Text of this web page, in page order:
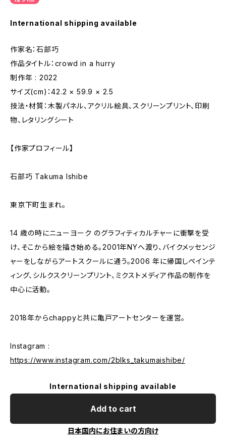
International shipping available
作家名：石部巧
作品タイトル：crowd in a hurry
制作年 : 2022
サイズ(cm)：42.2 × 59.9 × 2.5
技法・材質：木製パネル、アクリル絵具、スクリーンプリント、印刷
物、レタリングシート
【作家プロフィール】
石部巧 Takuma Ishibe
東京下町生まれ。
14 歳の時にニューヨーク のグラフィティカルチャーに衝撃を受
け、そこから絵を描き始める。2001年NYへ渡り、バイクメッセンジ
ャーをしながらアートスクールに通う。2006 年に帰国しペインテ
ィング、シルクスクリーンプリント、ミクストメディア作品の制作を
中心に活動。
2018年からchappyと共に亀戸アートセンターを運営。
Instagram :
https://www.instagram.com/2blks_takumaishibe/
International shipping available
Add to cart
日本国内にお住まいの方向け